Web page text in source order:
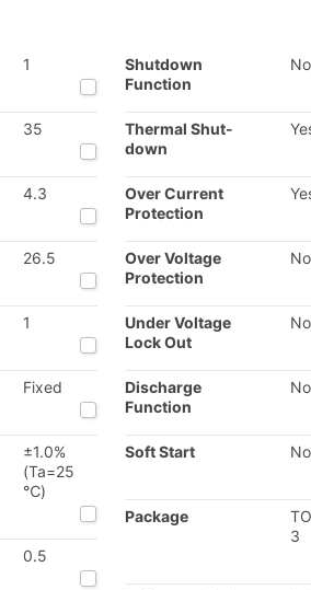
1
35
4.3
26.5
1
Fixed
±1.0%
(Ta=25
℃)
0.5
Shutdown
Function
No
Thermal Shut-
down
Over Current
Protection
Over Voltage
Protection
No
Under Voltage
Lock Out
No
Discharge
Function
No
Soft Start No
Package
3